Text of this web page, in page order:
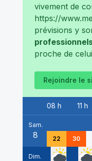
vivement de
https://
prévisions y
proche de
Rejoindre le
Date
08 h 11 h
Sam.
8 22 30
Dim.